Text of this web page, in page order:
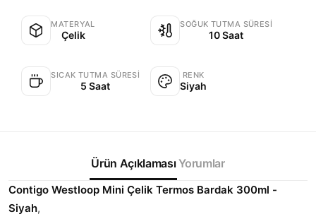
MATERYAL
Çelik
SOĞUK TUTMA SÜRESI
10 Saat
SICAK TUTMA SÜRESI
5 Saat
RENK
Siyah
Ürün Açıklaması Yorumlar
Contigo Westloop Mini Çelik Termos Bardak 300ml -
Siyah,